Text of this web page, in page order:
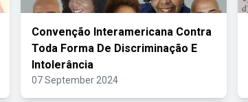
Convenção Interamericana Contra
Toda Forma De Discriminação E
Intolerância
07 September 2024